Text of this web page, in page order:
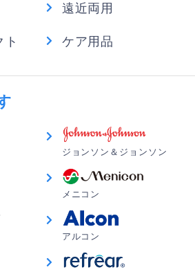
遠近両用
ト ケア用品
ジョンソン＆ジョンソン
メニコン
アルコン